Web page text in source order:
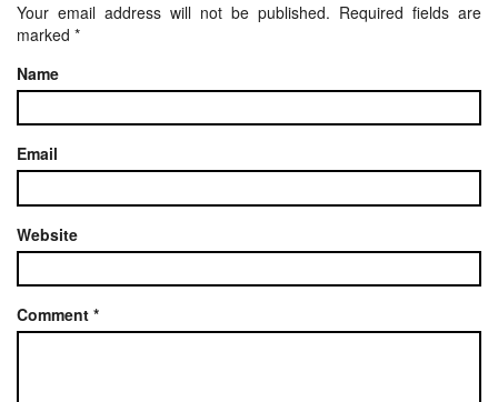
Your email address will not be published. Required fields are
marked *
Name
Email
Website
Comment *